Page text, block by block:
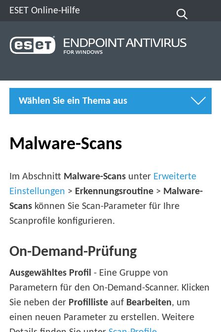
ESET Online-Hilfe
Wählen Sie ein Thema aus
Malware-Scans
Im Abschnitt Malware-Scans unter Erweiterte
Einstellungen > Erkennungsroutine > Malware-
Scans können Sie Scan-Parameter für Ihre
Scanprofile konfigurieren.
On-Demand-Prüfung
Ausgewähltes Profil - Eine Gruppe von
Parametern für den On-Demand-Scanner. Klicken
Sie neben der Profilliste auf Bearbeiten, um
einen neuen Parameter zu erstellen. Weitere